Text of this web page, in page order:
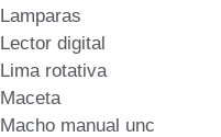
Lamparas
Lector digital
Lima rotativa
Maceta
Macho manual unc